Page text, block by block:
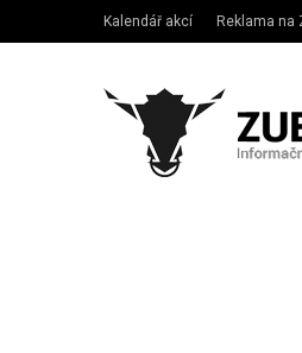
Kalendář akcí Reklama na